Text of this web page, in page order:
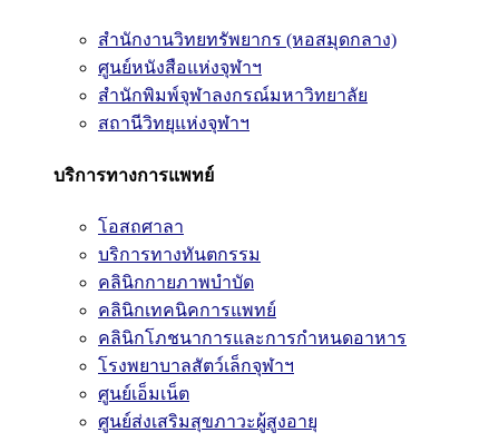
สำนักงานวิทยทรัพยากร (หอสมุดกลาง)
ศูนย์หนังสือแห่งจุฬาฯ
สำนักพิมพ์จุฬาลงกรณ์มหาวิทยาลัย
สถานีวิทยุแห่งจุฬาฯ
บริการทางการแพทย์
โอสถศาลา
บริการทางทันตกรรม
คลินิกกายภาพบำบัด
คลินิกเทคนิคการแพทย์
คลินิกโภชนาการและการกำหนดอาหาร
โรงพยาบาลสัตว์เล็กจุฬาฯ
ศูนย์เอ็มเน็ต
ศูนย์ส่งเสริมสุขภาวะผู้สูงอายุ